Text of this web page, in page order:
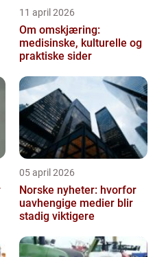
11 april 2026
Om omskjæring:
medisinske, kulturelle og
praktiske sider
05 april 2026
Norske nyheter: hvorfor
uavhengige medier blir
stadig viktigere